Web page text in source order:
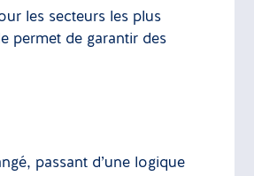
les secteurs les plus
permet de garantir des
passant d’une logique